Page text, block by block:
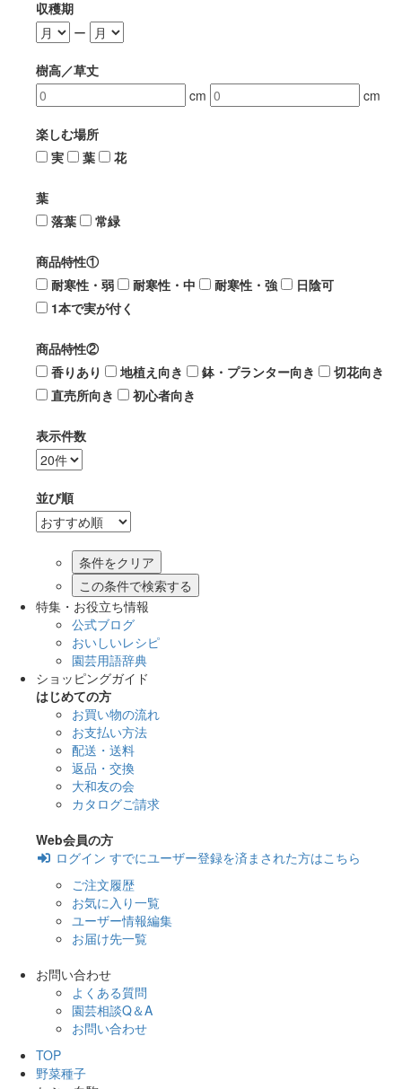
収穫期
ー
樹高／草丈
cm
cm
楽しむ場所
実
葉 花
葉
落葉
常緑
商品特性①
耐寒性・弱
耐寒性・中 耐寒性・強
日陰可
1本で実が付く
商品特性②
香りあり
地植え向き 鉢・プランター向き
切花向き
直売所向き
初心者向き
表示件数
並び順
この条件で検索する
特集・お役立ち情報
公式ブログ
おいしいレシピ
園芸用語辞典
ショッピングガイド
はじめての方
お買い物の流れ
お支払い方法
配送・送料
返品・交換
大和友の会
カタログご請求
Web会員の方
ログイン すでにユーザー登録を済まされた方はこちら
ご注文履歴
お気に入り一覧
ユーザー情報編集
お届け先一覧
お問い合わせ
よくある質問
園芸相談Q＆A
お問い合わせ
TOP
野菜種子